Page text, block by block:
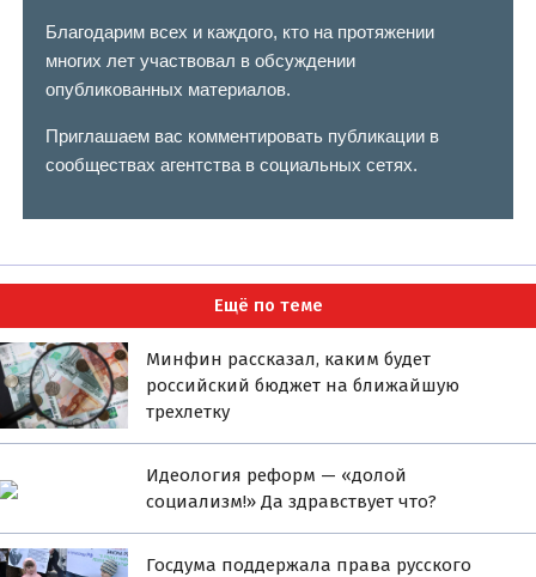
Благодарим всех и каждого, кто на протяжении
многих лет участвовал в обсуждении
опубликованных материалов.
Приглашаем вас комментировать публикации в
сообществах агентства в социальных сетях.
Ещё по теме
Минфин рассказал, каким будет
российский бюджет на ближайшую
трехлетку
Идеология реформ — «долой
социализм!» Да здравствует что?
Госдума поддержала права русского